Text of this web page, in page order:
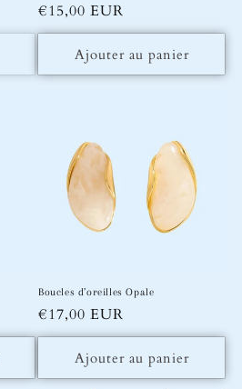
Prix
habituel
€15,00 EUR
Ajouter au panier
Boucles d’oreilles Opale
Prix
habituel
€17,00 EUR
Ajouter au panier